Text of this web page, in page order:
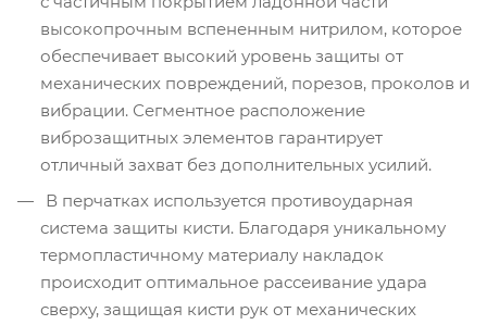
высокопрочным вспененным нитрилом, которое
обеспечивает высокий уровень защиты от
механических повреждений, порезов, проколов и
вибрации. Сегментное расположение
виброзащитных элементов гарантирует
отличный захват без дополнительных усилий.
В перчатках используется противоударная
система защиты кисти. Благодаря уникальному
термопластичному материалу накладок
происходит оптимальное рассеивание удара
сверху, защищая кисти рук от механических